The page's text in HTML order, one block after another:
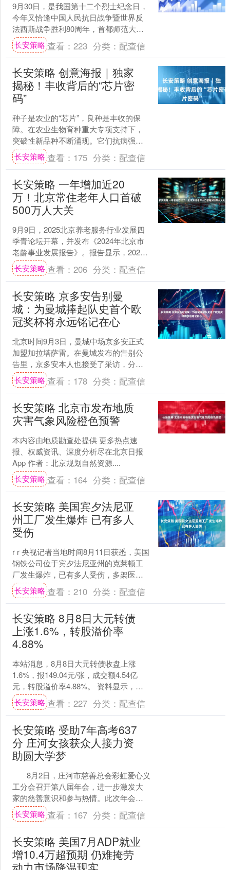
9月30日，是我国第十二个烈士纪念日，
今年又恰逢中国人民抗日战争暨世界反
法西斯战争胜利80周年，首都师范大学
附属小学近千名师生，在中国人民抗日
战争纪念馆醒狮广场....
长安策略查看： 223 分类： 配查信
长安策略 创意海报｜独家
揭秘！丰收背后的“芯片密
码”
种子是农业的“芯片”，良种是丰收的保
障。在农业生物育种重大专项支持下，
突破性新品种不断涌现。它们抗病强、
产量高、品质优，为中国人的“粮袋
子”“奶瓶子”和“肉案子....
长安策略查看： 175 分类： 配查信
长安策略 一年增加近20
万！北京常住老年人口首破
500万人大关
9月9日，2025北京养老服务行业发展四
季青论坛开幕，并发布《2024年北京市
老龄事业发展报告》。报告显示，2024
年全市60岁及以上常住人口达514.0万
人，....
长安策略查看： 206 分类： 配查信
长安策略 京多安告别曼
城：为曼城捧起队史首个欧
冠奖杯将永远铭记在心
北京时间9月3日，曼城中场京多安正式
加盟加拉塔萨雷。在曼城发布的告别公
告里，京多安本人也接受了采访，分享
了临别感言。 京多安表示 曼城在我心中
永远有着特殊的分量....
长安策略查看： 178 分类： 配查信
长安策略 北京市发布地质
灾害气象风险橙色预警
本内容由地质勘查处提供 更多热点速
报、权威资讯、深度分析尽在北京日报
App 作者：北京规划自然资源....
长安策略查看： 164 分类： 配查信
长安策略 美国宾夕法尼亚
州工厂发生爆炸 已有多人
受伤
r r 央视记者当地时间8月11日获悉，美国
钢铁公司位于宾夕法尼亚州的克莱顿工
厂发生爆炸，已有多人受伤，多架医疗
直升机已被派往该地区。 r 克莱顿市市长
称工厂发....
长安策略查看： 210 分类： 配查信
长安策略 8月8日大元转债
上涨1.6%，转股溢价率
4.88%
本站消息，8月8日大元转债收盘上涨
1.6%，报149.04元/张，成交额4.54亿
元，转股溢价率4.88%。 资料显示，大
元转债信用级别为“AA-”，债券期限6....
长安策略查看： 227 分类： 配查信
长安策略 受助7年高考637
分 庄河女孩获众人接力资
助圆大学梦
8月2日，庄河市慈善总会彩虹爱心义
工分会召开第八届年会，进一步激发大
家的慈善意识和参与热情。此次年会共
为47人发放助学、助残、助医善款78800
元....
长安策略查看： 167 分类： 配查信
长安策略 美国7月ADP就业
增10.4万超预期 仍难掩劳